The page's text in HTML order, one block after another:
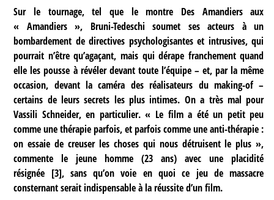
Sur le tournage, tel que le montre Des Amandiers aux
« Amandiers », Bruni-Tedeschi soumet ses acteurs à un
bombardement de directives psychologisantes et intrusives, qui
pourrait n’être qu’agaçant, mais qui dérape franchement quand
elle les pousse à révéler devant toute l’équipe – et, par la même
occasion, devant la caméra des réalisateurs du making-of –
certains de leurs secrets les plus intimes. On a très mal pour
Vassili Schneider, en particulier. « Le film a été un petit peu
comme une thérapie parfois, et parfois comme une anti-thérapie :
on essaie de creuser les choses qui nous détruisent le plus »,
commente le jeune homme (23 ans) avec une placidité
résignée [3], sans qu’on voie en quoi ce jeu de massacre
consternant serait indispensable à la réussite d’un film.